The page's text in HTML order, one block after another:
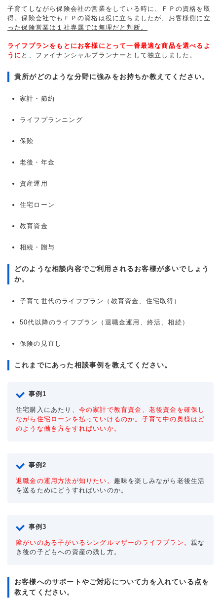
子育てしながら保険会社の営業をしている時に、ＦＰの資格を取
得。保険会社でもＦＰの資格は役に立ちましたが、 お客様側に立
った保険営業は１社専属では無理だと判断。
ライフプランをもとにお客様にとって一番最適な商品を選べるよ
うに と、ファイナンシャルプランナーとして独立しました。
貴所がどのような分野に強みをお持ちか教えてください。
家計・節約
ライフプランニング
保険
老後・年金
資産運用
住宅ローン
教育資金
相続・贈与
どのような相談内容でご利用されるお客様が多いでしょう
か。
子育て世代のライフプラン（教育資金、住宅取得）
50代以降のライフプラン（退職金運用、終活、相続）
保険の見直し
これまでにあった相談事例を教えてください。
事例1
住宅購入にあたり、 今の家計で教育資金、老後資金を確保し
ながら住宅ローンを払っていけるのか。子育て中の奥様はど
のような働き方をすればいいか。
事例2
退職金の運用方法が知りたい。 趣味を楽しみながら老後生活
を送るためにどうすればいいのか。
事例3
障がいのある子がいるシングルマザーのライフプラン。 親な
き後の子どもへの資産の残し方。
お客様へのサポートやご対応について力を入れている点を
教えてください。